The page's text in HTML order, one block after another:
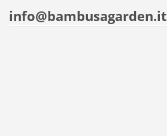
info@bambusagarden.it